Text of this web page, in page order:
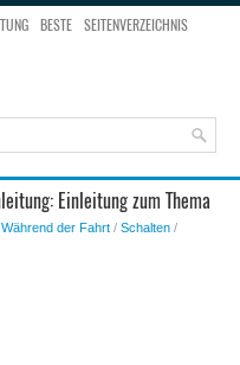
BESTE
SEITENVERZEICHNIS
Einleitung zum Thema
Während der Fahrt / Schalten /